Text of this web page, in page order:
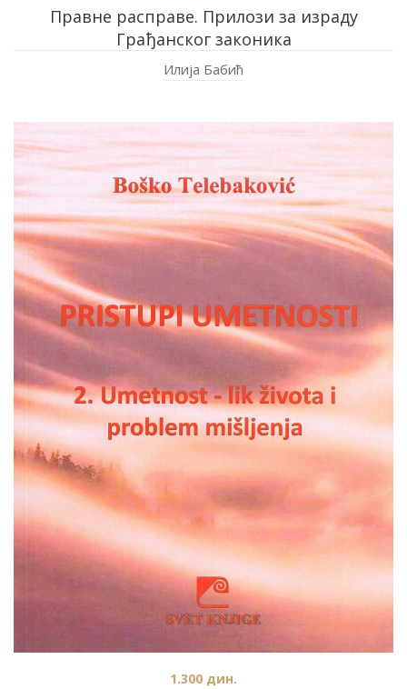
Правне расправе. Прилози за израду
Грађанског законика
Илија Бабић
1.300 дин.